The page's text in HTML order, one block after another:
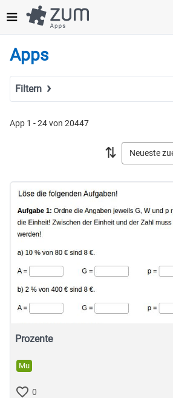
zum
Inhalt
Apps
Filtern
Fach
MINT
Sprachen
Geistes- & Sozialwissenschaften
Musische Fächer & Sport
Berufliche Bildung
Sonstiges
App 1 - 24 von 20447
⇅
Prozente
Mu
0